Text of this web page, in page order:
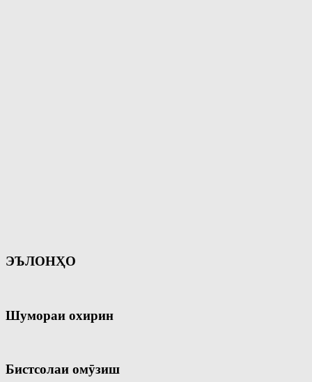
ЭЪЛОНҲО
Шумораи охирин
Бистсолаи омӯзиш